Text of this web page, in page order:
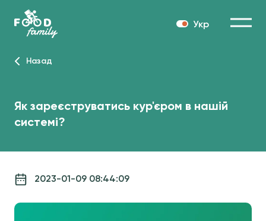
Укр
Як зареєструватись кур'єром в нашій
системі?
Назад
2023-01-09 08:44:09